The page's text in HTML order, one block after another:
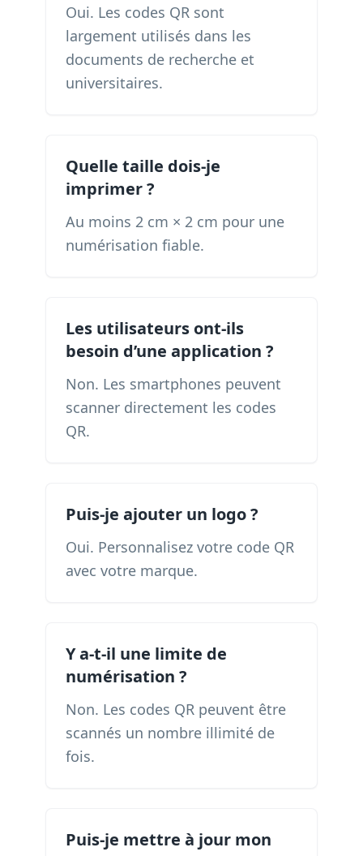
Oui. Les codes QR sont
largement utilisés dans les
documents de recherche et
universitaires.
Quelle taille dois-je
imprimer ?
Au moins 2 cm × 2 cm pour une
numérisation fiable.
Les utilisateurs ont-ils
besoin d’une application ?
Non. Les smartphones peuvent
scanner directement les codes
QR.
Puis-je ajouter un logo ?
Oui. Personnalisez votre code QR
avec votre marque.
Y a-t-il une limite de
numérisation ?
Non. Les codes QR peuvent être
scannés un nombre illimité de
fois.
Puis-je mettre à jour mon